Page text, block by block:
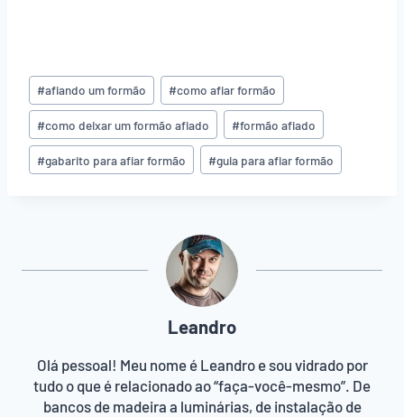
T
a
s
t
#afiando um formão #como afiar formão
#como deixar um formão afiado #formão afiado
#gabarito para afiar formão #guia para afiar formão
Leandro
Olá pessoal! Meu nome é Leandro e sou vidrado por
tudo o que é relacionado ao “faça-você-mesmo”. De
bancos de madeira a luminárias, de instalação de